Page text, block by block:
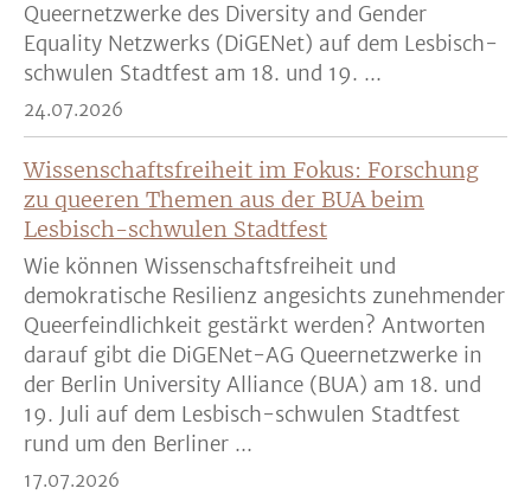
Queernetzwerke des Diversity and Gender
Equality Netzwerks (DiGENet) auf dem Lesbisch-
schwulen Stadtfest am 18. und 19. ...
24.07.2026
Wissenschaftsfreiheit im Fokus: Forschung
zu queeren Themen aus der BUA beim
Lesbisch-schwulen Stadtfest
Wie können Wissenschaftsfreiheit und
demokratische Resilienz angesichts zunehmender
Queerfeindlichkeit gestärkt werden? Antworten
darauf gibt die DiGENet-AG Queernetzwerke in
der Berlin University Alliance (BUA) am 18. und
19. Juli auf dem Lesbisch-schwulen Stadtfest
rund um den Berliner ...
17.07.2026